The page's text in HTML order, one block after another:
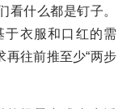
看什么都是钉子。
于衣服和口红的需
再往前推至少“两步